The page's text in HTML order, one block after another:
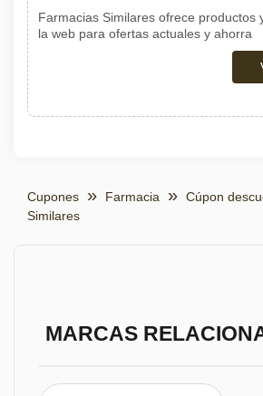
Farmacias Similares ofrece productos
la web para ofertas actuales y ahorra
Cupones Farmacia
Cúpon
Similares
MARCAS